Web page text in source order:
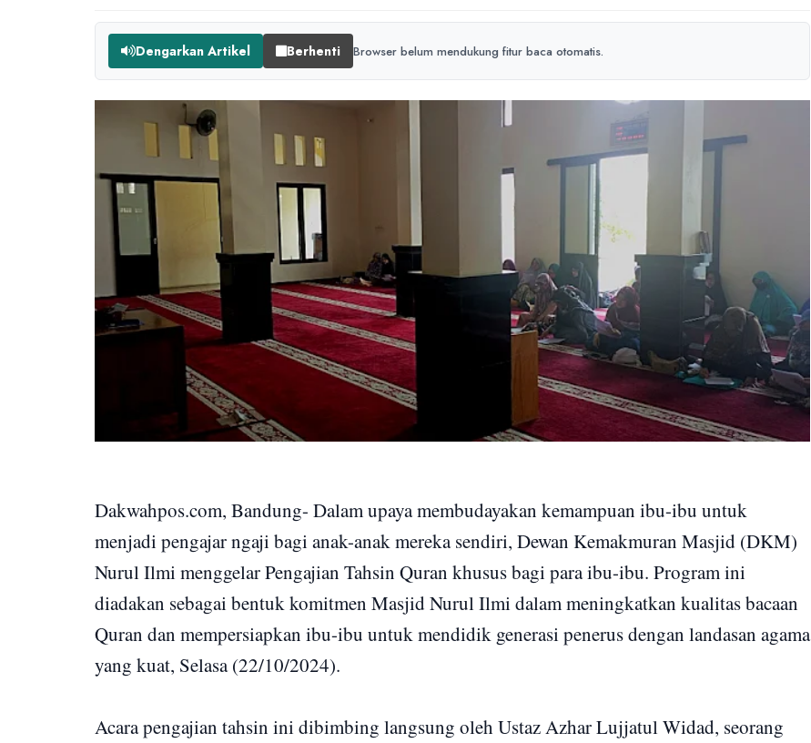
Dengarkan Artikel Berhenti Browser belum mendukung fitur baca otomatis.
Dakwahpos.com, Bandung- Dalam upaya membudayakan kemampuan ibu-ibu untuk
menjadi pengajar ngaji bagi anak-anak mereka sendiri, Dewan Kemakmuran Masjid (DKM)
Nurul Ilmi menggelar Pengajian Tahsin Quran khusus bagi para ibu-ibu. Program ini
diadakan sebagai bentuk komitmen Masjid Nurul Ilmi dalam meningkatkan kualitas bacaan
Quran dan mempersiapkan ibu-ibu untuk mendidik generasi penerus dengan landasan agama
yang kuat, Selasa (22/10/2024).
Acara pengajian tahsin ini dibimbing langsung oleh Ustaz Azhar Lujjatul Widad, seorang